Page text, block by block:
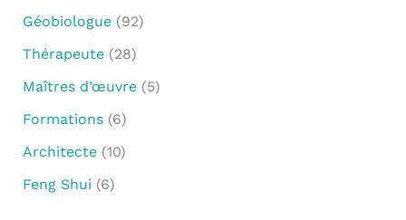
Géobiologue(92)
Thérapeute(28)
Maîtres d’œuvre(5)
Formations(6)
Architecte(10)
Feng Shui (6)